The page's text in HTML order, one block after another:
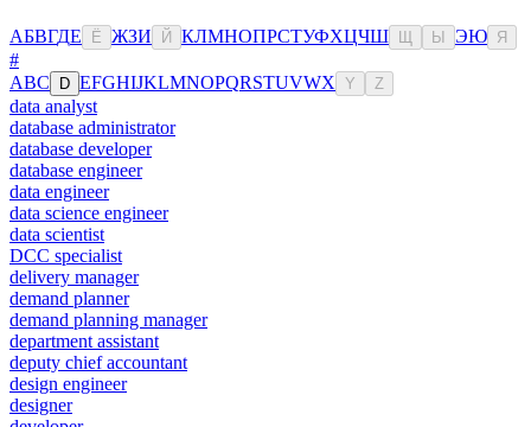
АБВГДЕ Ё ЖЗИ Й КЛМНОПРСТУФХЦЧШ Ы ЭЮ Я
#
ABC D EFGHIJKLMNOPQRSTUVWX Y Z
data analyst
database administrator
database developer
database engineer
data engineer
data science engineer
data scientist
DCC specialist
delivery manager
demand planner
demand planning manager
department assistant
deputy chief accountant
design engineer
designer